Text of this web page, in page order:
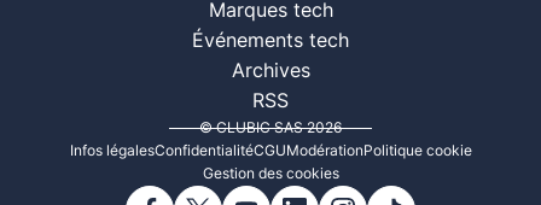
Marques tech
Événements tech
Archives
RSS
© CLUBIC SAS 2026
Infos légalesConfidentialitéCGUModérationPolitique cookie
Gestion des cookies